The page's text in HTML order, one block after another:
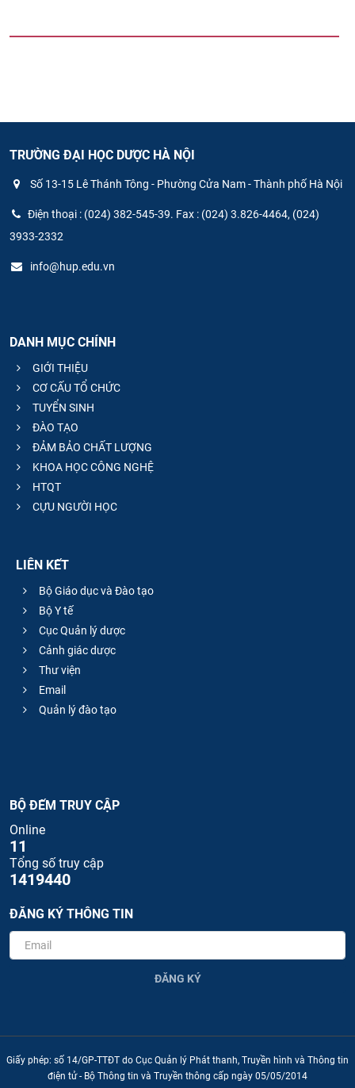
TRƯỜNG ĐẠI HỌC DƯỢC HÀ NỘI
Số 13-15 Lê Thánh Tông - Phường Cửa Nam - Thành phố Hà Nội
Điện thoại : (024) 382-545-39. Fax : (024) 3.826-4464, (024)
3933-2332
info@hup.edu.vn
DANH MỤC CHÍNH
GIỚI THIỆU
CƠ CẤU TỔ CHỨC
TUYỂN SINH
ĐÀO TẠO
ĐẢM BẢO CHẤT LƯỢNG
KHOA HỌC CÔNG NGHỆ
HTQT
CỰU NGƯỜI HỌC
LIÊN KẾT
Bộ Giáo dục và Đào tạo
Bộ Y tế
Cục Quản lý dược
Cảnh giác dược
Thư viện
Email
Quản lý đào tạo
BỘ ĐẾM TRUY CẬP
Online
11
Tổng số truy cập
1419440
ĐĂNG KÝ THÔNG TIN
ĐĂNG KÝ
Giấy phép: số 14/GP-TTĐT do Cục Quản lý Phát thanh, Truyền hình và Thông tin
điện tử - Bộ Thông tin và Truyền thông cấp ngày 05/05/2014